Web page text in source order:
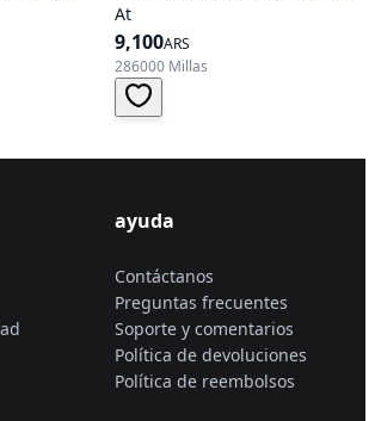
At
9,100ARS
286000 Millas
ayuda
Contáctanos
Preguntas frecuentes
Soporte y comentarios
Política de devoluciones
Política de reembolsos